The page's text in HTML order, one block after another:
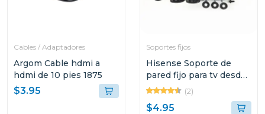
Cables / Adaptadores
Argom Cable hdmi a
hdmi de 10 pies 1875
$3.95
Soportes fijos
Hisense Soporte de
pared fijo para tv desde
32" hasta 58" lg200065
(2)
$4.95